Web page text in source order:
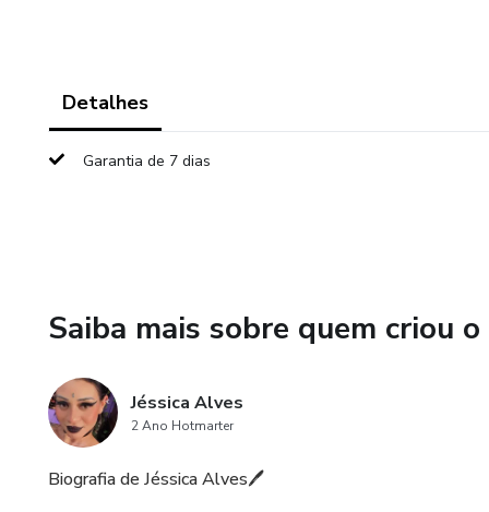
Detalhes
Garantia de 7 dias
Saiba mais sobre quem criou
Jéssica Alves
2 Ano Hotmarter
Biografia de Jéssica Alves🖊️